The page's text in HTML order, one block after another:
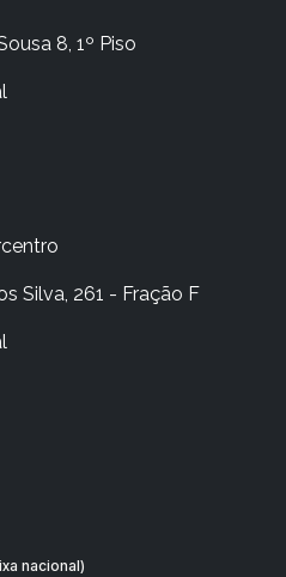
8, 1º Piso
Silva, 261 - Fração F
nacional)